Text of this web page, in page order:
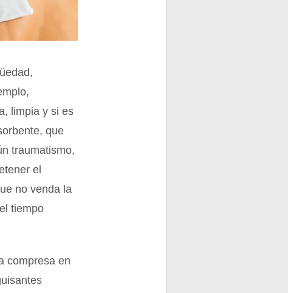
limpia y si es
que
traumatismo,
el
no venda la
tiempo
compresa en